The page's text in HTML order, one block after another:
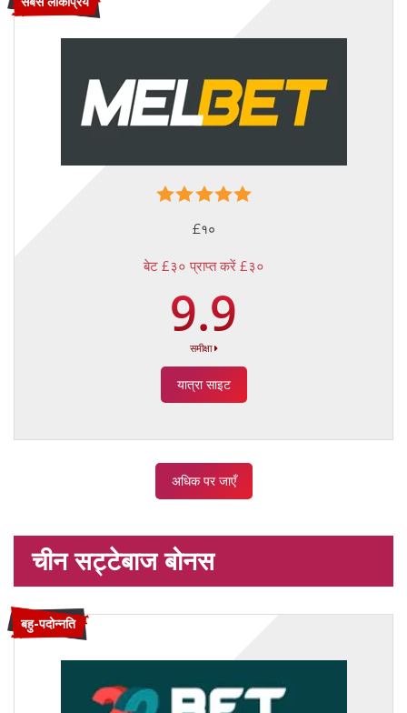
£१०
बेट £३० प्राप्त करें £३०
9.9
समीक्षा
यात्रा साइट
अधिक पर जाएँ
चीन सट्टेबाज बोनस
बहु-पदोन्नति